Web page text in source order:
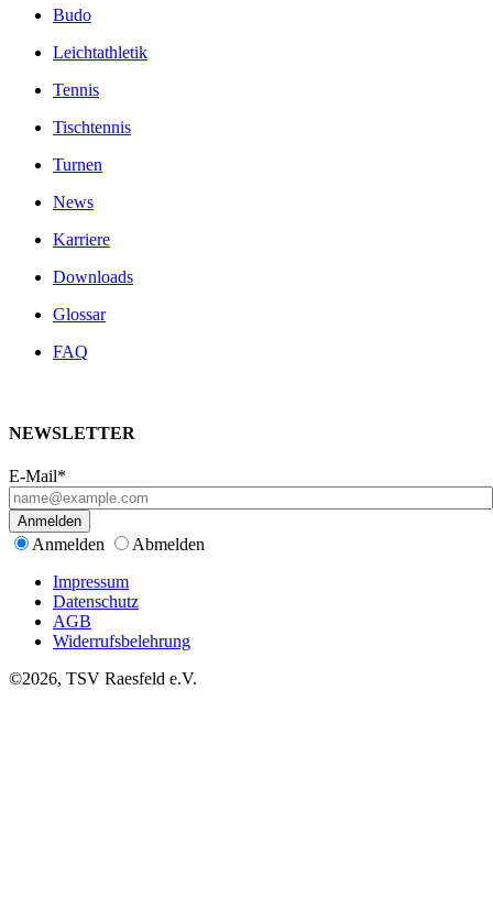
Budo
Leichtathletik
Tennis
Tischtennis
Turnen
News
Karriere
Downloads
Glossar
FAQ
NEWSLETTER
E-Mail*
Anmelden
Anmelden
Abmelden
Impressum
Datenschutz
AGB
Widerrufsbelehrung
©2026, TSV Raesfeld e.V.